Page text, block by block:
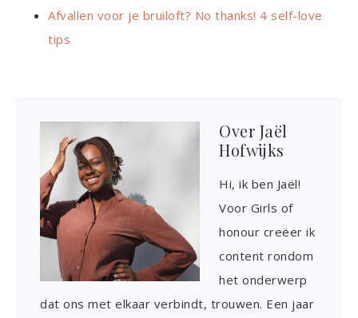
Afvallen voor je bruiloft? No thanks! 4 self-love
tips
Over Jaël
Hofwijks
Hi, ik ben Jaël!
Voor Girls of
honour creëer ik
content rondom
het onderwerp
dat ons met elkaar verbindt, trouwen. Een jaar